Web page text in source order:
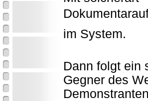
im System.
Dann folgt ein
Gegner des